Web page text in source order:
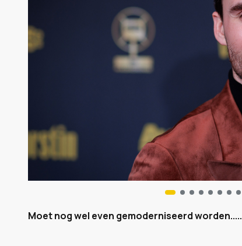
Moet nog wel even gemoderniseerd worden.....